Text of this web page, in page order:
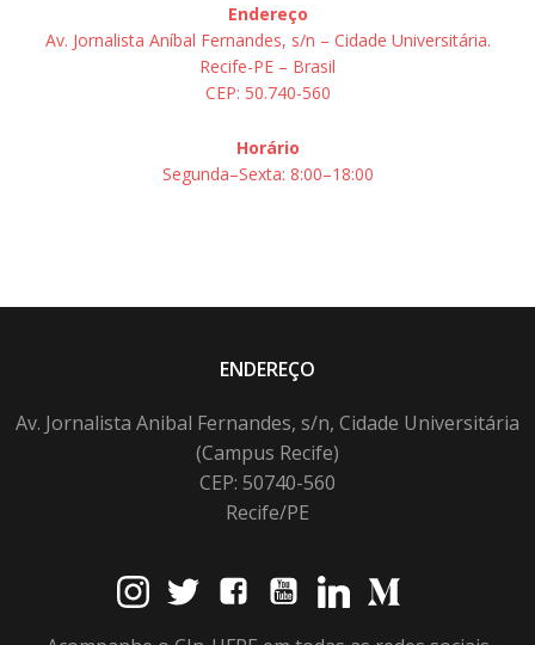
Endereço
Av. Jornalista Aníbal Fernandes, s/n – Cidade Universitária.
Recife-PE – Brasil
CEP: 50.740-560
Horário
Segunda–Sexta: 8:00–18:00
ENDEREÇO
Av. Jornalista Anibal Fernandes, s/n, Cidade Universitária
(Campus Recife)
CEP: 50740-560
Recife/PE